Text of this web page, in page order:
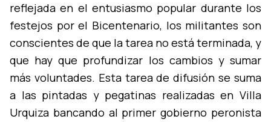
reflejada en el entusiasmo popular durante los
festejos por el Bicentenario, los militantes son
conscientes de que la tarea no está terminada, y
que hay que profundizar los cambios y sumar
más voluntades. Esta tarea de difusión se suma
a las pintadas y pegatinas realizadas en Villa
Urquiza bancando al primer gobierno peronista